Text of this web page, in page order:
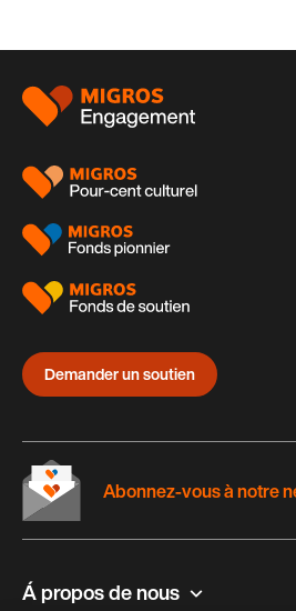
Pied
page
Demander un soutien
Á propos de nous
Abonnez-vous à notre